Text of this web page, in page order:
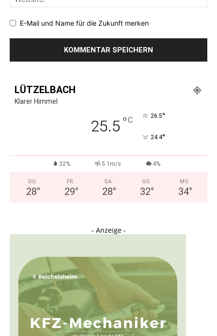
E-Mail und Name für die Zukunft merken
LÜTZELBACH
Klarer Himmel
25.5 °C 26.5°
24.4°
32% 5.1m/s 4%
DO.
28°
FR.
29°
SA.
28°
SO.
32°
MO.
34°
- Anzeige -